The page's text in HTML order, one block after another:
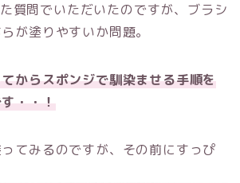
質問でいただいたのですが、ブラシ
が塗りやすいか問題。
からスポンジで馴染ませる手順を
・・！
てみるのですが、その前にすっぴ